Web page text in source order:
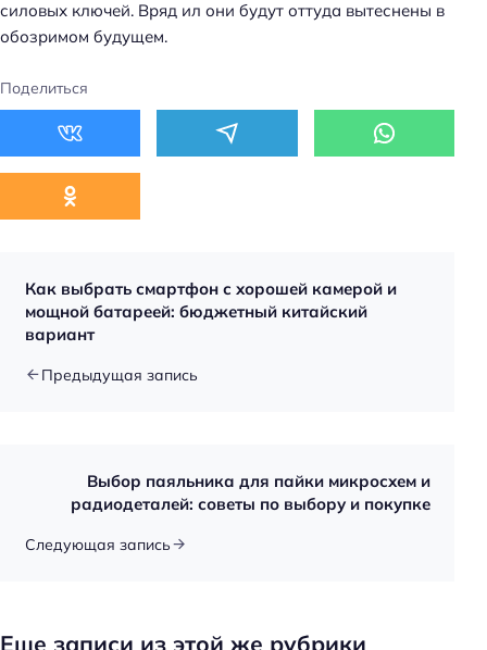
силовых ключей. Вряд ил они будут оттуда вытеснены в
обозримом будущем.
Поделиться
Как выбрать смартфон с хорошей камерой и
мощной батареей: бюджетный китайский
вариант
Предыдущая запись
Выбор паяльника для пайки микросхем и
радиодеталей: советы по выбору и покупке
Следующая запись
Еще записи из этой же рубрики